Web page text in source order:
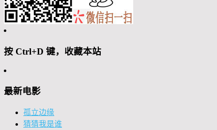
按 Ctrl+D 键，收藏本站
最新电影
孤立边缘
猜猜我是谁